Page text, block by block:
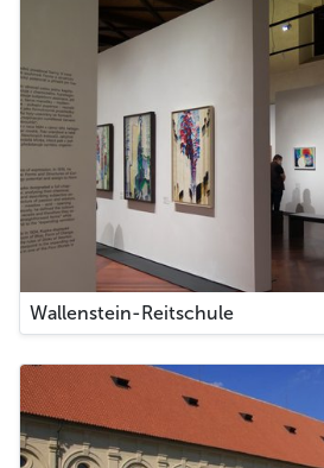
Wallenstein-Reitschule